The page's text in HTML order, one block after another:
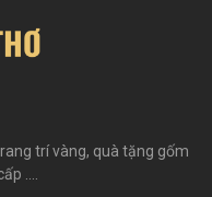
trí vàng, quà tặng gốm
....